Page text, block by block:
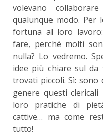
volevano
qualunque modo.
fortuna al loro
fare, perché molti
nulla? Lo vedremo.
idee più chiare sul
trovati piccoli. Sì:
genere questi
loro pratiche di
cattive… ma come
tutto!